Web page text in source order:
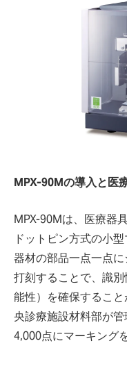
MPX-90Mの導入と医
MPX-90Mは、医療器
ドットピン方式の小
器材の部品一点一点
打刻することで、識
能性）を確保するこ
央診療施設材料部が
4,000点にマーキング